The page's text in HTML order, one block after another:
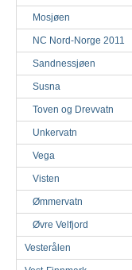
Mosjøen
NC Nord-Norge 2011
Sandnessjøen
Susna
Toven og Drevvatn
Unkervatn
Vega
Visten
Ømmervatn
Øvre Velfjord
Vesterålen